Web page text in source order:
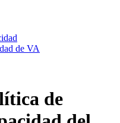
de VA
de